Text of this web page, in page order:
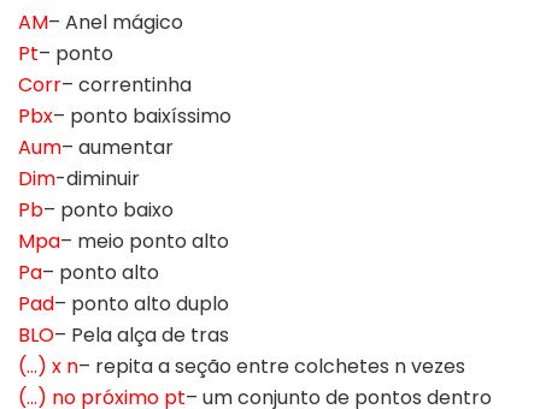
AM– Anel mágico
Pt– ponto
Corr– correntinha
Pbx– ponto baixíssimo
Aum– aumentar
Dim-diminuir
Pb– ponto baixo
Mpa– meio ponto alto
Pa– ponto alto
Pad– ponto alto duplo
BLO– Pela alça de tras
(…) x n– repita a seção entre colchetes n vezes
(…) no próximo pt– um conjunto de pontos dentro